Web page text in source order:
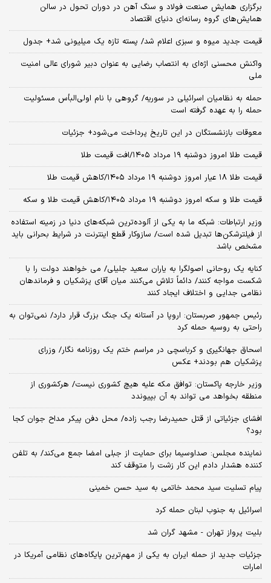
برگزاری همایش صنعت فولاد و سنگ آهن در دوران تحول در سالن
همایش‌های گروه رسانه‌ای دنیای اقتصاد
قیمت جدید میوه و سبزی اعلام شد/ پسته تازه یک میلیونی شد+ جدول
واکنش محسنی اژه‌ای به انتصاب رضایی به عنوان دبیر شورای عالی امنیت
ملی
حمله به نظامیان اسرائیلی در سوریه/ گروهی با نام اولی‌البأس مسئولیت
حمله را به عهده گرفته است
معوقات بازنشستگان در این تاریخ پرداخت می‌شود+ جزئیات
قیمت طلا امروز دوشنبه ۱۹ مرداد ۱۴۰۵/افت قیمت طلا
قیمت طلا ۱۸ عیار امروز دوشنبه ۱۹ مرداد ۱۴۰۵/کاهش قیمت طلا
قیمت طلا و سکه امروز دوشنبه ۱۹ مرداد ۱۴۰۵/کاهش قیمت طلا و سکه
وزیر ارتباطات: شبکه ما به یکی از آلوده‌ترین شبکه‌های دنیا در زمینه استفاده
از فیلترشکن‌ها تبدیل شده است/ سازوکار قطع اینترنت در شرایط بحرانی باید
مشخص باشد
کنایه یک روحانی اصولگرا به یاران سعید جلیلی/ می خواهند دولت را با
شکست مواجه کنند/ دائماً تلاش می‌کنند میان آقای پزشکیان و فرماندهان
نظامی جدایی و اختلاف ایجاد کنند
رئیس جمهور صربستان: اروپا در آستانه یک جنگ بزرگ قرار دارد/ نمی‌توان به
راحتی به روسیه حمله کرد
اسحاق جهانگیری و کرباسچی در مراسم ختم یک روزنامه نگار/ وزرای
پزشکیان هم بودند+ عکس
وزیر خارجه پاکستان: توافق مکه علیه هیچ کشوری نیست/ هرکشوری از
منطقه بخواهد می تواند به آن بپیوندد
افشای جزئیاتی از قتل حمیدرضا رجب زاده/ محل دفن پیکر مداح جوان کجا
بود؟
نماینده مجلس: صداوسیما برای حمایت از جبلی امضا جمع می‌کند/ به تلفن
کننده هشدار دادم این کار زشت را متوقف کند
پیام تسلیت سید محمد خاتمی به سید حسن خمینی
اسرائیل به جنوب لبنان حمله کرد
بلیت پرواز تهران - مشهد گران شد
جزئیات جدید از حمله ایران به یکی از مهم‌ترین پایگاه‌های نظامی آمریکا در
امارات